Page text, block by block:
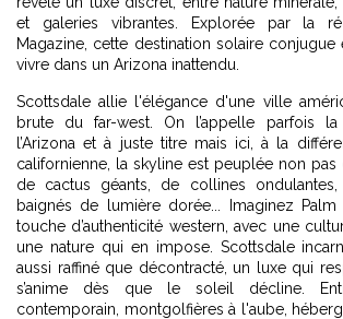
et galeries vibrantes. Explorée par la
Magazine, cette destination solaire
vivre dans un Arizona inattendu.
Scottsdale allie l'élégance d'une ville
brute du far-west. On l’appelle parfois
l’Arizona et à juste titre mais ici, à la
californienne, la skyline est peuplée non pas
de cactus géants, de collines
baignés de lumière dorée... Imaginez
touche d’authenticité western, avec une
une nature qui en impose. Scottsdale
aussi raffiné que décontracté, un luxe qui
s’anime dès que le soleil décline.
contemporain, montgolfières à l'aube,